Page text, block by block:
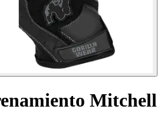
Mitchell